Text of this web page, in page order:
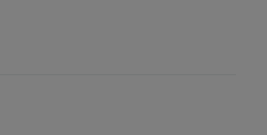
płatności